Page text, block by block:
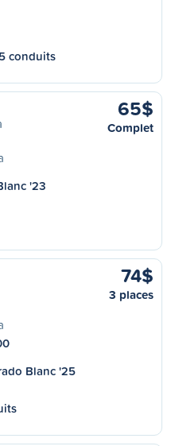
5 conduits
65$
Complet
'23
74$
3 places
Blanc '25